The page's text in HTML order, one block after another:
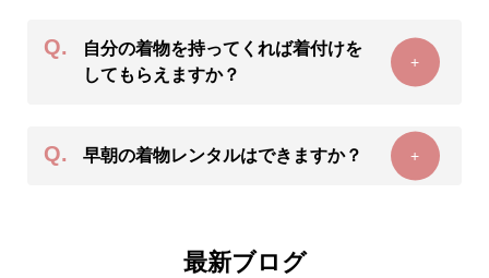
Q.
自分の着物を持ってくれば着付けを
してもらえますか？
+
Q. 早朝の着物レンタルはできますか？ +
最新ブログ